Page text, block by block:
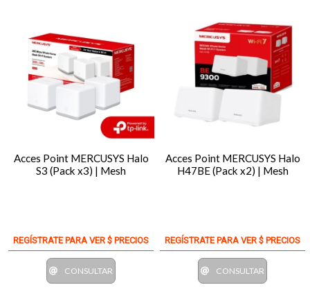
Acces Point MERCUSYS Halo
S3 (Pack x3) | Mesh
REGÍSTRATE PARA VER $ PRECIOS
CONSULTAR
Acces Point MERCUSYS Halo
H47BE (Pack x2) | Mesh
REGÍSTRATE PARA VER $ PRECIOS
CONSULTAR